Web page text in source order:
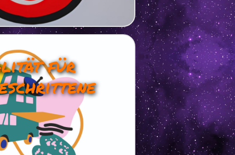
für